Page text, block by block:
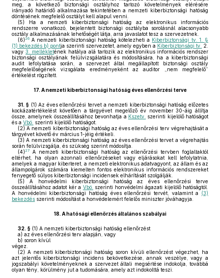
meg, a következő biztonsági osztályhoz tartozó követelmények elérésére
irányadó határidő alkalmazása tekintetében a nemzeti kiberbiztonsági hatóság
döntésének megfelelő osztályt kell alapul venni.
(5) Ha a nemzeti kiberbiztonsági hatóság az elektronikus információs
rendszerre vonatkozó, bejelentett biztonsági osztályba sorolásnál alacsonyabb
osztály alkalmazásának lehetőségét látja, arra javaslatot tesz a szervezetnek.
(6)26 A nemzeti kiberbiztonsági hatóság kötelezheti a Kiberbiztonsági tv. 1. §
(1) bekezdés b) pontja szerinti szervezetet, amely egyben a Kiberbiztonsági tv. 2.
vagy 3. mellékletének hatálya alá tartozik az elektronikus információs rendszer
biztonsági osztályának felülvizsgálatára és módosítására, ha a kiberbiztonsági
audit lefolytatása során, a szervezet által megállapított biztonsági osztály
megfelelőségének vizsgálata eredményeként az auditor „nem megfelelő”
értékelést rögzített.
17. A nemzeti kiberbiztonsági hatóság éves ellenőrzési terve
31. § (1) Az éves ellenőrzési tervet a nemzeti kiberbiztonsági hatóság előzetes
kockázatértékelést követően a tárgyévet megelőző év november 30-áig állítja
össze, amelynek összeállításához bevonhatja a Kszetv. szerinti kijelölő hatóságot
és a Vbö. szerinti kijelölő hatóságot.
(2) A nemzeti kiberbiztonsági hatóság az éves ellenőrzési terv végrehajtását a
tárgyévet követő év március 1-jéig értékeli.
(3) A nemzeti kiberbiztonsági hatóság az éves ellenőrzési tervet a végrehajtás
során felülvizsgálja, és szükség szerint módosítja.
(4)27
A nemzeti kiberbiztonsági hatóság az ellenőrzési tervben foglaltaktól
eltérhet, ha olyan azonnali ellenőrzéseket vagy eljárásokat kell lefolytatnia,
amelyek a magyar kiberteret, a nemzeti elektronikus adatvagyont, az állam és az
állampolgárok számára kiemelten fontos elektronikus információs rendszereket
fenyegető súlyos kiberbiztonsági incidensek elhárítását szolgálják.
(5) A honvédelmi kiberbiztonsági hatóság az éves ellenőrzési terve
összeállításához adatot kér a Vbö. szerinti honvédelmi ágazati kijelölő hatóságtól.
A honvédelmi kiberbiztonsági hatóság éves ellenőrzési tervét, valamint a (3)
bekezdés szerinti módosítást a honvédelemért felelős miniszter jóváhagyja.
18. A hatósági ellenőrzés általános szabályai
32. § (1) A nemzeti kiberbiztonsági hatóság ellenőrzést
a) az éves ellenőrzési terv alapján, vagy
b) soron kívül
végez.
(2) A nemzeti kiberbiztonsági hatóság soron kívüli ellenőrzést végezhet, ha
azt jelentős kiberbiztonsági incidens bekövetkezése, annak veszélye, vagy a
jogszabályi követelményeknek a szervezet általi megsértése indokolja, továbbá
olyan tény, körülmény jut a tudomására, amely azt indokolttá teszi.